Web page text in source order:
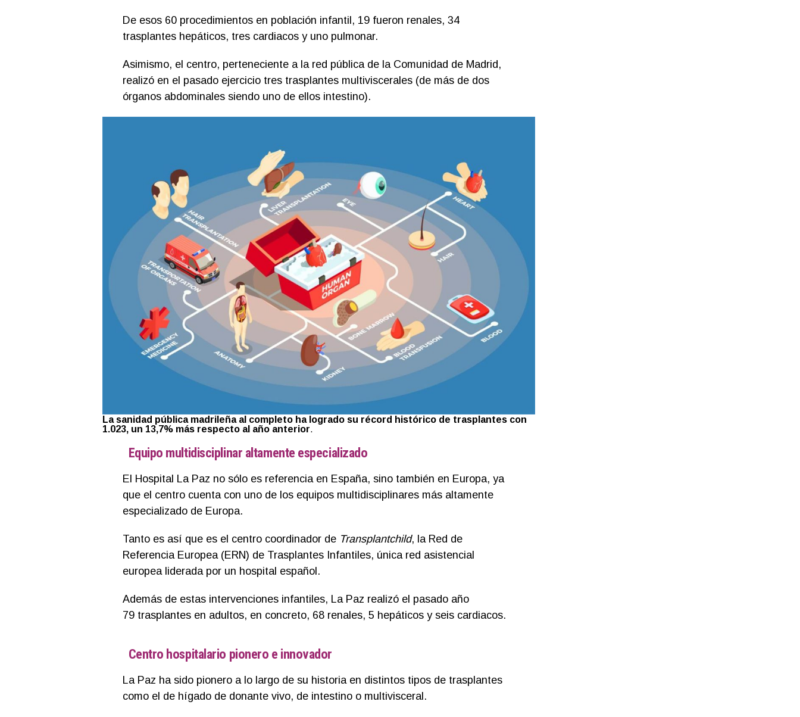
De esos 60 procedimientos en población infantil, 19 fueron renales, 34
trasplantes hepáticos, tres cardiacos y uno pulmonar.
Asimismo, el centro, perteneciente a la red pública de la Comunidad de Madrid,
realizó en el pasado ejercicio tres trasplantes multiviscerales (de más de dos
órganos abdominales siendo uno de ellos intestino).
La sanidad pública madrileña al completo ha logrado su récord histórico de trasplantes con
1.023, un 13,7% más respecto al año anterior.
Equipo multidisciplinar altamente especializado
El Hospital La Paz no sólo es referencia en España, sino también en Europa, ya
que el centro cuenta con uno de los equipos multidisciplinares más altamente
especializado de Europa.
Tanto es así que es el centro coordinador de Transplantchild, la Red de
Referencia Europea (ERN) de Trasplantes Infantiles, única red asistencial
europea liderada por un hospital español.
Además de estas intervenciones infantiles, La Paz realizó el pasado año
79 trasplantes en adultos, en concreto, 68 renales, 5 hepáticos y seis cardiacos.
Centro hospitalario pionero e innovador
La Paz ha sido pionero a lo largo de su historia en distintos tipos de trasplantes
como el de hígado de donante vivo, de intestino o multivisceral.